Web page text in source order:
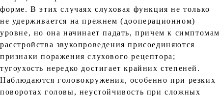
форме. В этих случаях слуховая функция не только
не удерживается на прежнем (дооперационном)
уровне, но она начинает падать, причем к симптомам
расстройства звукопроведения присоединяются
признаки поражения слухового рецептора;
тугоухость нередко достигает крайних степеней.
Наблюдаются головокружения, особенно при резких
поворотах головы, неустойчивость при сложных